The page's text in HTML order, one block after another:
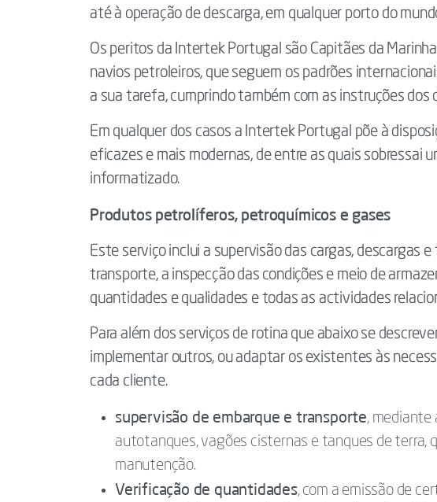
até à operação de descarga, em qualquer porto do
Os peritos da Intertek Portugal são Capitães da
navios petroleiros, que seguem os padrões
a sua tarefa, cumprindo também com as instruções dos
Em qualquer dos casos a Intertek Portugal põe à
eficazes e mais modernas, de entre as quais
informatizado.
Produtos petrolíferos, petroquímicos e gases
Este serviço inclui a supervisão das cargas, descargas
transporte, a inspecção das condições e meio de
quantidades e qualidades e todas as actividades
Para além dos serviços de rotina que abaixo se
implementar outros, ou adaptar os existentes às
cada cliente.
supervisão de embarque e transporte, mediante
autotanques, vagões cisternas e tanques de terra,
manutenção.
Verificação de quantidades, com a emissão de